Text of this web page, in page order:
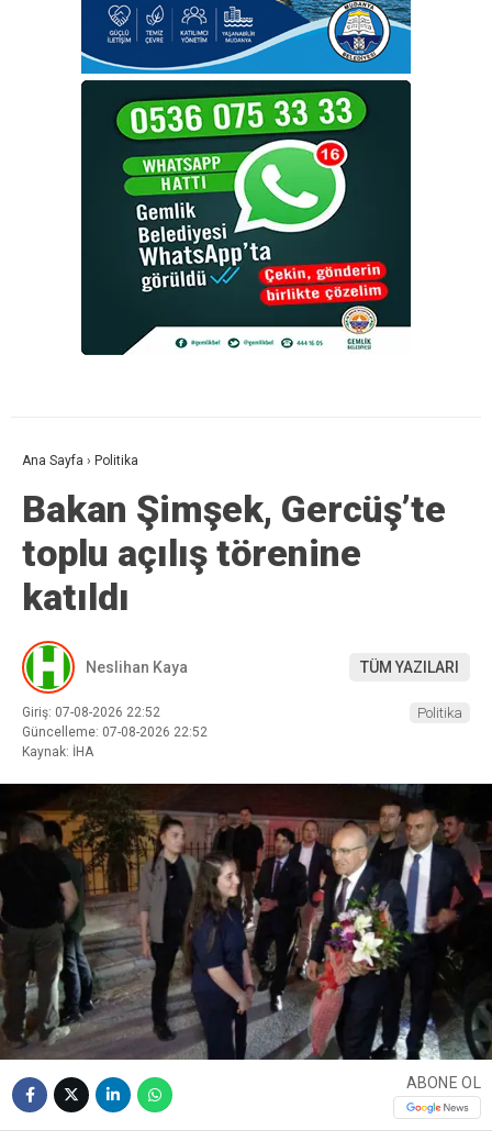
Ana Sayfa › Politika
Bakan Şimşek, Gercüş’te
toplu açılış törenine
katıldı
Neslihan Kaya TÜM YAZILARI
Giriş: 07-08-2026 22:52
Güncelleme: 07-08-2026 22:52
Kaynak: İHA
Politika
ABONE OL